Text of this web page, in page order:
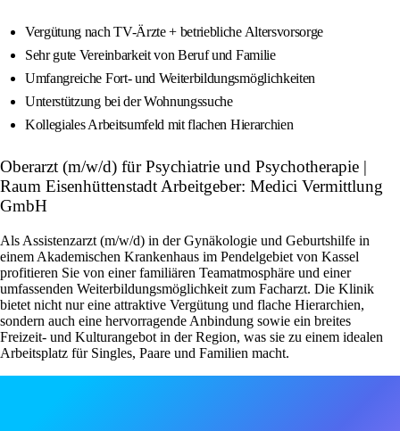
Vergütung nach TV-Ärzte + betriebliche Altersvorsorge
Sehr gute Vereinbarkeit von Beruf und Familie
Umfangreiche Fort- und Weiterbildungsmöglichkeiten
Unterstützung bei der Wohnungssuche
Kollegiales Arbeitsumfeld mit flachen Hierarchien
Oberarzt (m/w/d) für Psychiatrie und Psychotherapie |
Raum Eisenhüttenstadt Arbeitgeber: Medici Vermittlung
GmbH
Als Assistenzarzt (m/w/d) in der Gynäkologie und Geburtshilfe in
einem Akademischen Krankenhaus im Pendelgebiet von Kassel
profitieren Sie von einer familiären Teamatmosphäre und einer
umfassenden Weiterbildungsmöglichkeit zum Facharzt. Die Klinik
bietet nicht nur eine attraktive Vergütung und flache Hierarchien,
sondern auch eine hervorragende Anbindung sowie ein breites
Freizeit- und Kulturangebot in der Region, was sie zu einem idealen
Arbeitsplatz für Singles, Paare und Familien macht.